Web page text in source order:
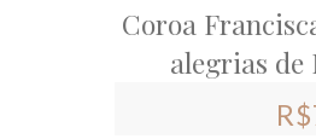
Coroa
alegrias de
R$